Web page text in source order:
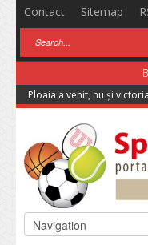
Contact Sitemap
Ploaia a venit, nu și